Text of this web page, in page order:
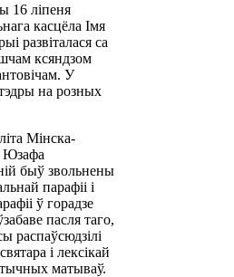
16 ліпеня
касцёла Імя
развіталася са
ксяндзом
У
на розных
Мінска-
Юзафа
быў звольнены
парафіі і
ў горадзе
пасля таго,
распаўсюдзілі
і лексікай
матываў.